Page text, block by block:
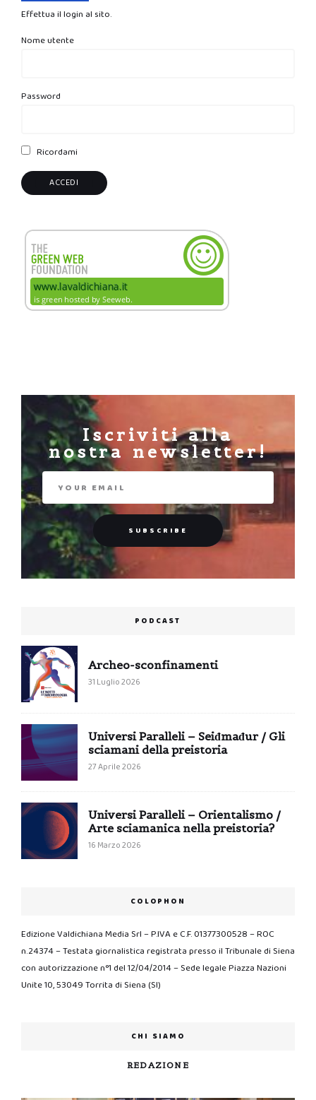
Effettua il login al sito.
Nome utente
Password
Ricordami
Iscriviti alla
nostra newsletter!
PODCAST
Archeo-sconfinamenti
31 Luglio 2026
Universi Paralleli – Seiđmađur / Gli
sciamani della preistoria
27 Aprile 2026
Universi Paralleli – Orientalismo /
Arte sciamanica nella preistoria?
16 Marzo 2026
COLOPHON
Edizione Valdichiana Media Srl – P.IVA e C.F. 01377300528 – ROC
n.24374 – Testata giornalistica registrata presso il Tribunale di Siena
con autorizzazione n°1 del 12/04/2014 – Sede legale Piazza Nazioni
Unite 10, 53049 Torrita di Siena (SI)
CHI SIAMO
REDAZIONE